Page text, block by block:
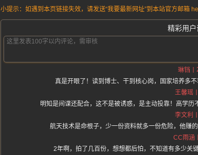
小提示：如遇到本页链接失效，请发送“我要最新网址”到本站官方邮箱
精彩用
琳铛
真是开眼了！读到博士、干到核心岗，国家培养多
王馨瑶
明知是间谍还配合，这不是被诱惑，是主动投靠！高学历
李文利
航天技术是命根子，少一份资料就多一份危险，他赚
CC雨涵
2年啊，拍了几百份，想想都后怕，不知道有多少关